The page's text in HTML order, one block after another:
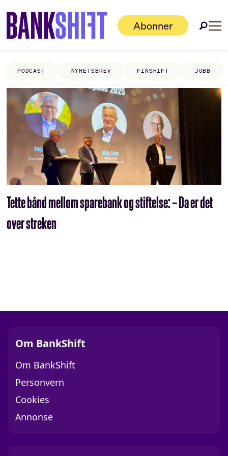
Abonner
PODCAST NYHETSBREV FINSHIFT JOBB
Tag:
bernt
olav
steinland
Tette bånd mellom sparebank og stiftelse: – Da er det
over streken
Om BankShift
Om BankShift
Personvern
Cookies
Annonse